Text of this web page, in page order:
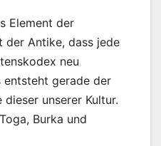
Element der
der Antike, dass jede
neu
entsteht gerade der
unserer Kultur.
Burka und